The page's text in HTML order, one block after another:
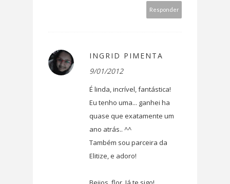
Responder
INGRID PIMENTA
9/01/2012
É linda, incrível, fantástica!
Eu tenho uma... ganhei ha
quase que exatamente um
ano atrás.. ^^
Também sou parceira da
Elitize, e adoro!